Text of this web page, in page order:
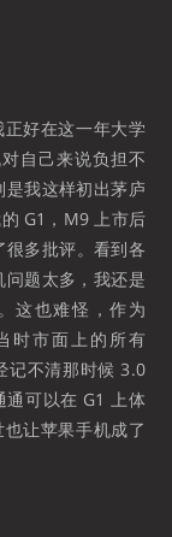
好在这一年大学
自己来说负担不
我这样初出茅庐
G1，M9 上市后
多批评。看到各
题太多，我还是
这也难怪，作为
时市面上的所有
记不清那时候 3.0
通可以在 G1 上体
让苹果手机成了